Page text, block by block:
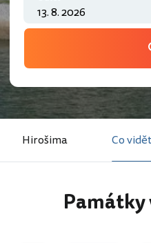
Hirošima Co vidět
Památky